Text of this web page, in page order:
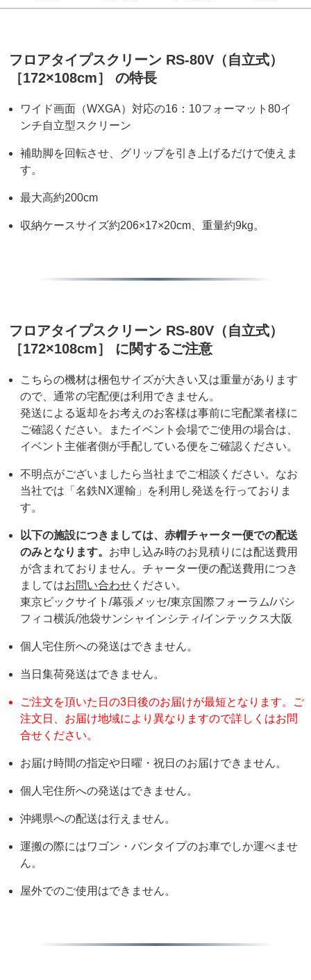
フロアタイプスクリーン RS-80V（自立式）
［172×108cm］ の特長
ワイド画面（WXGA）対応の16：10フォーマット80イ
ンチ自立型スクリーン
補助脚を回転させ、グリップを引き上げるだけで使えま
す。
最大高約200cm
収納ケースサイズ約206×17×20cm、重量約9kg。
フロアタイプスクリーン RS-80V（自立式）
［172×108cm］ に関するご注意
こちらの機材は梱包サイズが大きい又は重量があります
ので、通常の宅配便は利用できません。
発送による返却をお考えのお客様は事前に宅配業者様に
ご確認ください。またイベント会場でご使用の場合は、
イベント主催者側が手配している便をご確認ください。
不明点がございましたら当社までご相談ください。なお
当社では「名鉄NX運輸」を利用し発送を行っておりま
す。
以下の施設につきましては、赤帽チャーター便での配送
のみとなります。 お申し込み時のお見積りには配送費用
が含まれておりません。チャーター便の配送費用につき
ましてはお問い合わせ ください。
東京ビックサイト/幕張メッセ/東京国際フォーラム/パシ
フィコ横浜/池袋サンシャインシティ/インテックス大阪
個人宅住所への発送はできません。
当日集荷発送はできません。
ご注文を頂いた日の3日後のお届けが最短となります。ご
注文日、お届け地域により異なりますので詳しくはお問
合せください。
お届け時間の指定や日曜・祝日のお届けできません。
個人宅住所への発送はできません。
沖縄県への配送は行えません。
運搬の際にはワゴン・バンタイプのお車でしか運べませ
ん。
屋外でのご使用はできません。